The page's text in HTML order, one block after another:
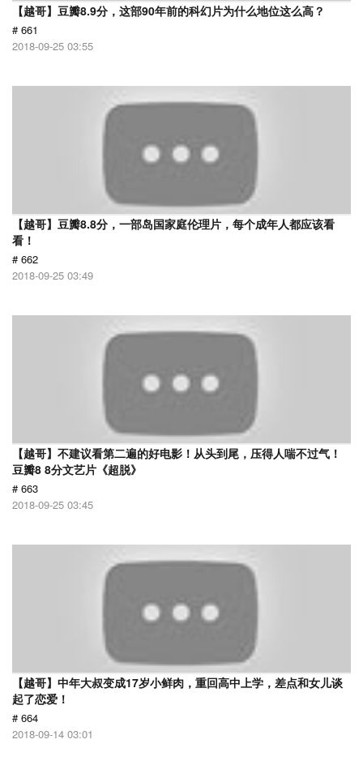
【越哥】豆瓣8.9分，这部90年前的科幻片为什么地位这么高？
# 661
2018-09-25 03:55
【越哥】豆瓣8.8分，一部岛国家庭伦理片，每个成年人都应该看
看！
# 662
2018-09-25 03:49
【越哥】不建议看第二遍的好电影！从头到尾，压得人喘不过气！
豆瓣8 8分文艺片《超脱》
# 663
2018-09-25 03:45
【越哥】中年大叔变成17岁小鲜肉，重回高中上学，差点和女儿谈
起了恋爱！
# 664
2018-09-14 03:01